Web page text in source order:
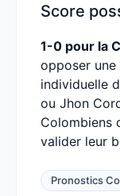
Score
1-0 pour la
opposer
individuelle
ou Jhon
Colombiens
valider leur
Pronostics